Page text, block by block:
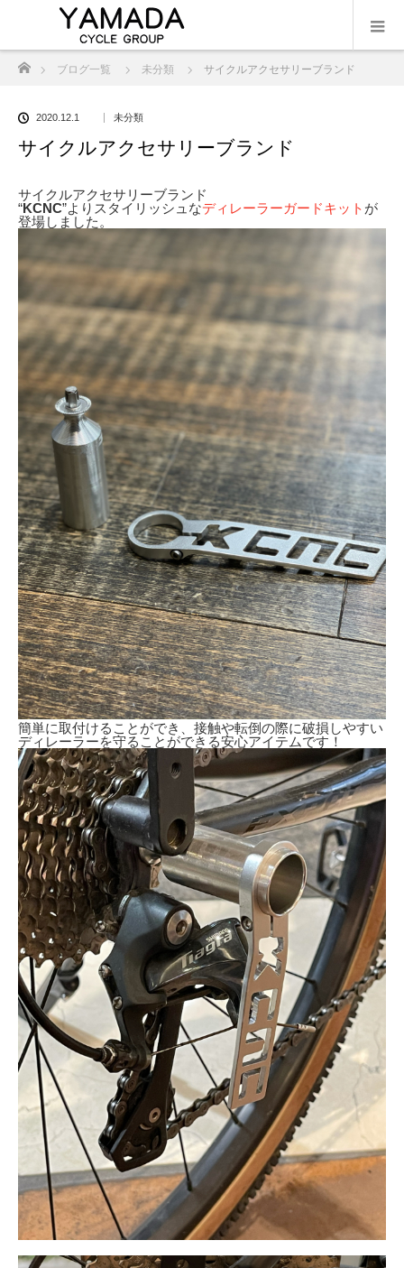
ブログ一覧 未分類 サイクルアクセサリーブランド
2020.12.1 未分類
サイクルアクセサリーブランド
サイクルアクセサリーブランド
“KCNC”より スタイリッシュなディレーラーガードキット が
登場しました。
簡単に取付けることができ、接触や転倒の際に破損しやすい
ディレーラーを守ることができる安心アイテムです！